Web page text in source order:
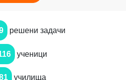
решени задачи
ученици
училища